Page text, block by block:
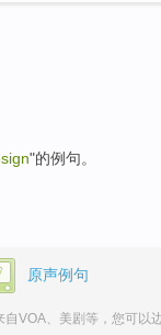
"的例句。
原声例句
自VOA、美剧等，您可以边